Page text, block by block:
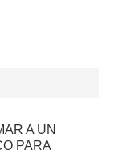
A UN
PARA